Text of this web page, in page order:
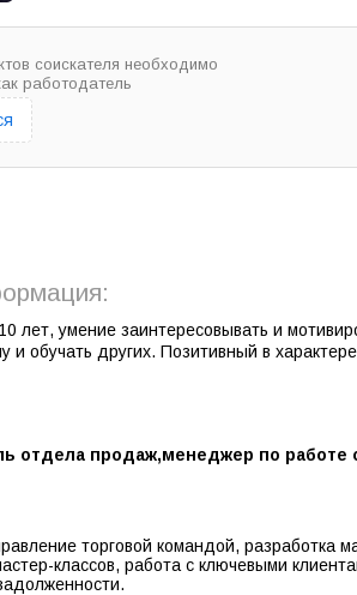
соискателя необходимо
работодатель
лет, умение заинтересовывать и
и обучать других. Позитивный в
отдела продаж,менеджер по работе
торговой командой, разработка
классов, работа с ключевыми